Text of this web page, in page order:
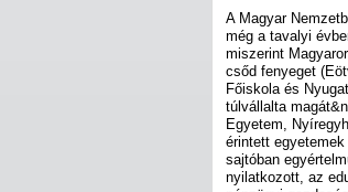
A Magyar
még a tavalyi
miszerint
csőd fenyeget
Főiskola és
túlvállalta
Egyetem,
érintett
sajtóban
nyilatkozott, az